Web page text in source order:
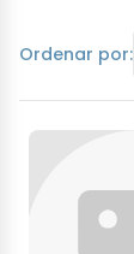
Ordenar por: